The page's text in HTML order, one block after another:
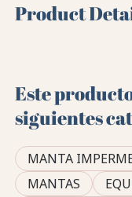
Product
Este
siguientes
MANTA
MANTAS